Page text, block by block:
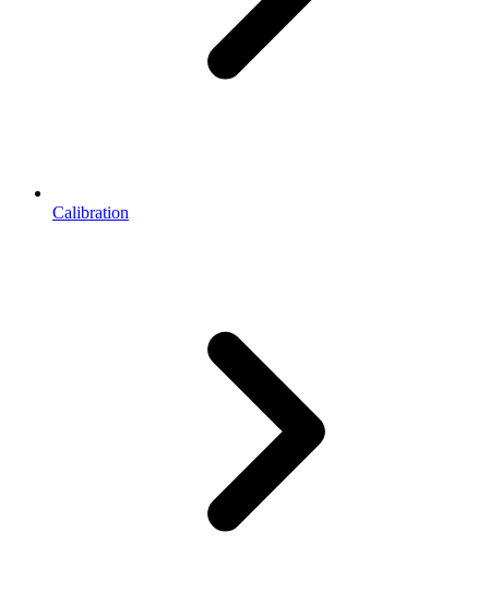
Calibration